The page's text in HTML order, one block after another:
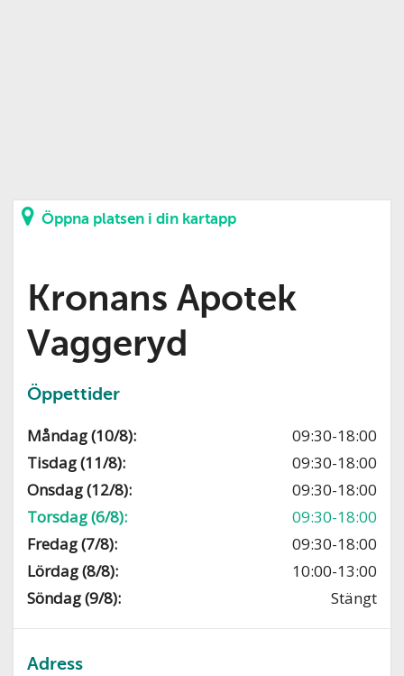
Öppna platsen i din kartapp
Kronans Apotek
Vaggeryd
Öppettider
Måndag (10/8):
09:30-18:00
Tisdag (11/8):
09:30-18:00
Onsdag (12/8):
09:30-18:00
Torsdag (6/8):
09:30-18:00
Fredag (7/8):
09:30-18:00
Lördag (8/8):
10:00-13:00
Söndag (9/8):
Stängt
Adress